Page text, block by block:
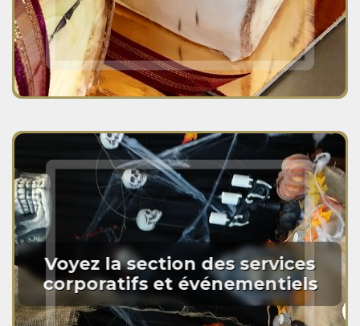
Voyez la section des services
corporatifs et événementiels